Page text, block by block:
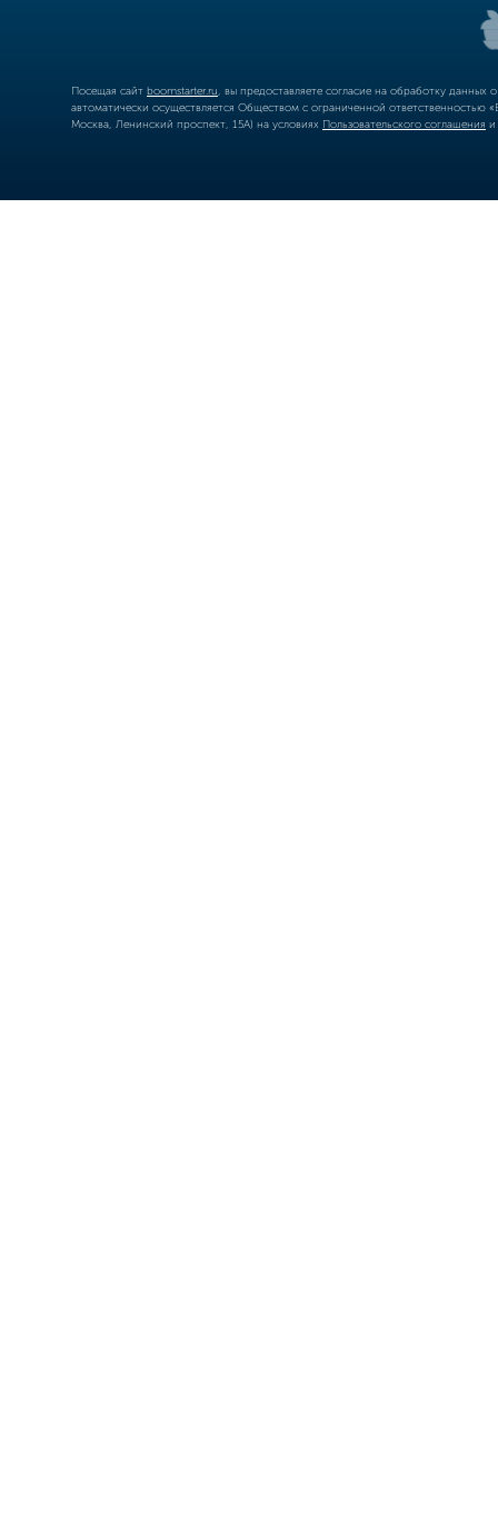
Посещая сайт boomstarter.ru , вы предоставляете согласие на обработку
автоматически осуществляется Обществом с ограниченной
Москва, Ленинский проспект, 15А) на условиях Пользовательского соглашения и